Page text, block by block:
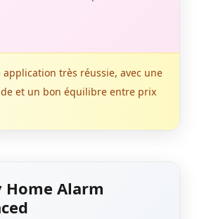
application très réussie, avec une
et un bon équilibre entre prix
Home Alarm